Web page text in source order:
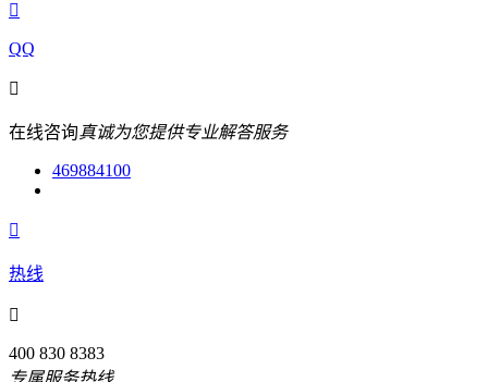

QQ

在线咨询真诚为您提供专业解答服务
469884100

热线

400 830 8383